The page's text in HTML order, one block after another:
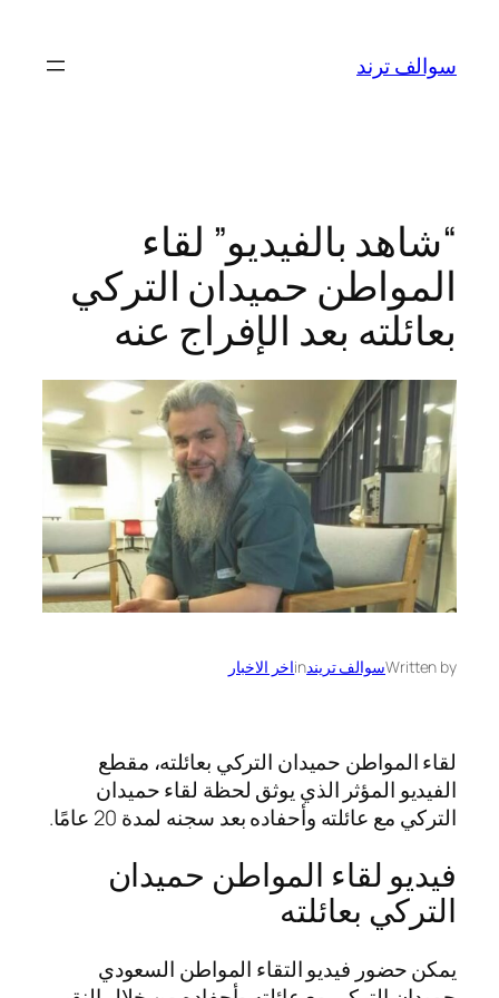
المحتوى
سوالف ترند
“شاهد بالفيديو” لقاء
المواطن حميدان التركي
بعائلته بعد الإفراج عنه
Written byسوالف تريندinاخر الاخبار
لقاء المواطن حميدان التركي بعائلته، مقطع
الفيديو المؤثر الذي يوثق لحظة لقاء حميدان
التركي مع عائلته وأحفاده بعد سجنه لمدة 20 عامًا.
فيديو لقاء المواطن حميدان
التركي بعائلته
يمكن حضور فيديو التقاء المواطن السعودي